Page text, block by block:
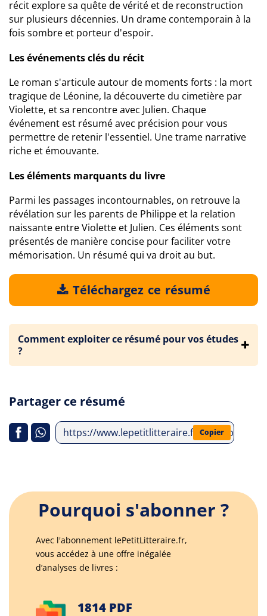
récit explore sa quête de vérité et de reconstruction
sur plusieurs décennies. Un drame contemporain à la
fois sombre et porteur d'espoir.
Les événements clés du récit
Le roman s'articule autour de moments forts : la mort
tragique de Léonine, la découverte du cimetière par
Violette, et sa rencontre avec Julien. Chaque
événement est résumé avec précision pour vous
permettre de retenir l'essentiel. Une trame narrative
riche et émouvante.
Les éléments marquants du livre
Parmi les passages incontournables, on retrouve la
révélation sur les parents de Philippe et la relation
naissante entre Violette et Julien. Ces éléments sont
présentés de manière concise pour faciliter votre
mémorisation. Un résumé qui va droit au but.
Téléchargez ce résumé
Comment exploiter ce résumé pour vos études
?
Partager ce résumé
https://www.lepetitlitteraire.fr/index.php/
Copier
Pourquoi s'abonner ?
Avec l'abonnement lePetitLitteraire.fr,
vous accédez à une offre inégalée
d’analyses de livres :
1814 PDF